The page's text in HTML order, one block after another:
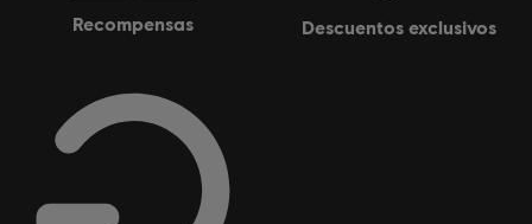
recompensas descuentos exclusivos